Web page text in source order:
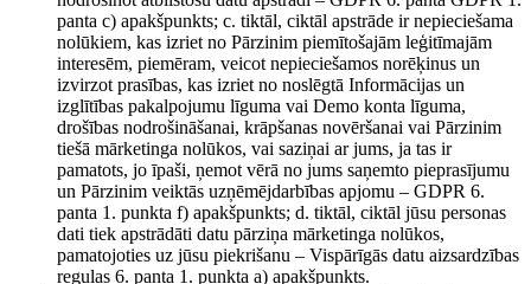
panta c) apakšpunkts; c. tiktāl, ciktāl apstrāde ir nepieciešama
nolūkiem, kas izriet no Pārzinim piemītošajām leģitīmajām
interesēm, piemēram, veicot nepieciešamos norēķinus un
izvirzot prasības, kas izriet no noslēgtā Informācijas un
izglītības pakalpojumu līguma vai Demo konta līguma,
drošības nodrošināšanai, krāpšanas novēršanai vai Pārzinim
tiešā mārketinga nolūkos, vai saziņai ar jums, ja tas ir
pamatots, jo īpaši, ņemot vērā no jums saņemto pieprasījumu
un Pārzinim veiktās uzņēmējdarbības apjomu – GDPR 6.
panta 1. punkta f) apakšpunkts; d. tiktāl, ciktāl jūsu personas
dati tiek apstrādāti datu pārziņa mārketinga nolūkos,
pamatojoties uz jūsu piekrišanu – Vispārīgās datu aizsardzības
regulas 6. panta 1. punkta a) apakšpunkts.